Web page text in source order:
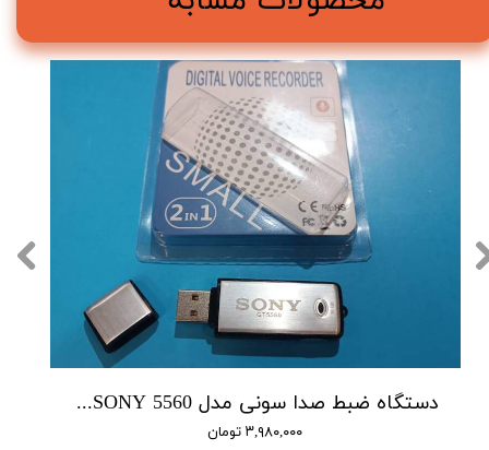
دستگاه ضبط صدا سونی مدل SONY 5560 - حافظه 16 گیگابایت
۳,۹۸۰,۰۰۰ تومان